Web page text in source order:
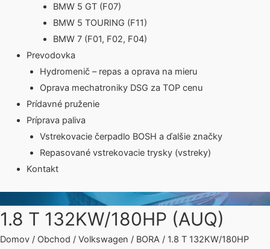
BMW 5 GT (F07)
BMW 5 TOURING (F11)
BMW 7 (F01, F02, F04)
Prevodovka
Hydromenič – repas a oprava na mieru
Oprava mechatroniky DSG za TOP cenu
Prídavné pruženie
Príprava paliva
Vstrekovacie čerpadlo BOSH a ďalšie značky
Repasované vstrekovacie trysky (vstreky)
Kontakt
1.8 T 132KW/180HP (AUQ)
Domov / Obchod / Volkswagen / BORA / 1.8 T 132KW/180HP